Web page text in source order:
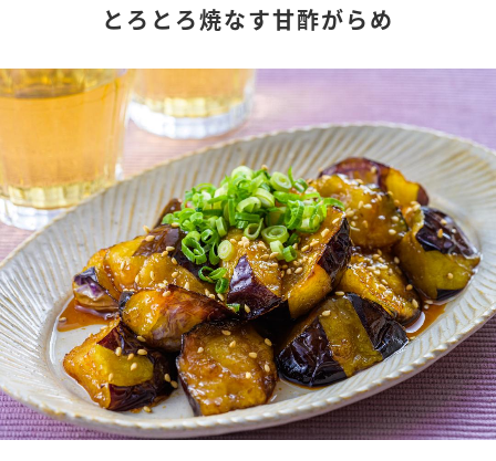
商品情報
商品カテゴリ
酢 調味酢
お酢ドリンク ぽん酢
みりん風・料理酒 鍋用調味料
つゆ たれ
キャンペーン情報
ブランド・スペシャルサイト
ブランド・スペシャルサイト トップ
商品ブランドサイト
Fibee（ファイビー）
くらしプラ酢
企業情報
国内事業概要
とろとろ焼なす甘酢がらめ